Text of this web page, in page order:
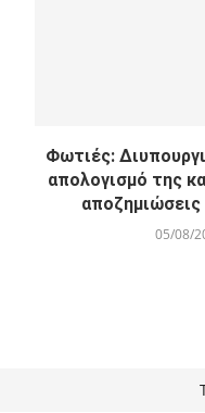
Φωτιές:
απολογισμό της
05/08/